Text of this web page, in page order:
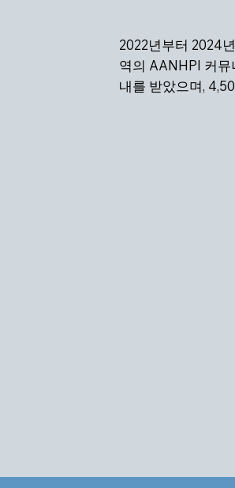
2022년부터 2024
역의 AANHPI 커뮤
내를 받았으며,